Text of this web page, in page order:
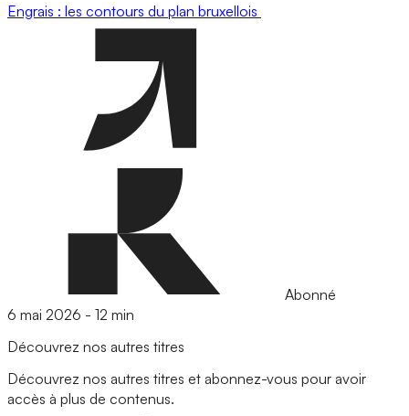
Engrais : les contours du plan bruxellois
Abonné
6 mai 2026 - 12 min
Découvrez nos autres titres
Découvrez nos autres titres et abonnez-vous pour avoir
accès à plus de contenus.